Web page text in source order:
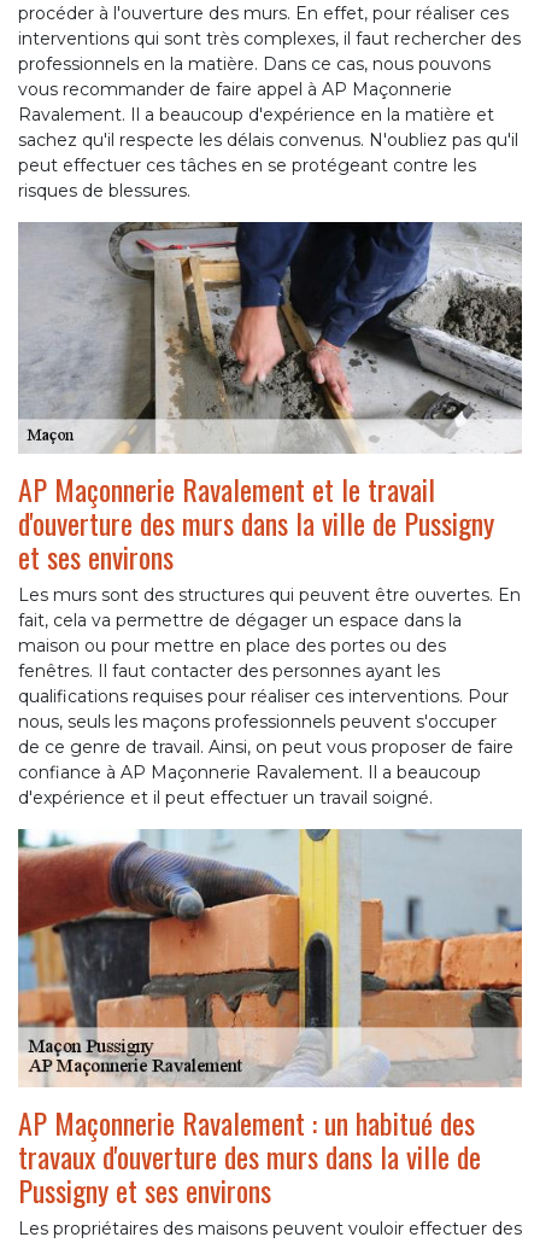
procéder à l'ouverture des murs. En effet, pour réaliser ces
interventions qui sont très complexes, il faut rechercher des
professionnels en la matière. Dans ce cas, nous pouvons
vous recommander de faire appel à AP Maçonnerie
Ravalement. Il a beaucoup d'expérience en la matière et
sachez qu'il respecte les délais convenus. N'oubliez pas qu'il
peut effectuer ces tâches en se protégeant contre les
risques de blessures.
AP Maçonnerie Ravalement et le travail
d'ouverture des murs dans la ville de Pussigny
et ses environs
Les murs sont des structures qui peuvent être ouvertes. En
fait, cela va permettre de dégager un espace dans la
maison ou pour mettre en place des portes ou des
fenêtres. Il faut contacter des personnes ayant les
qualifications requises pour réaliser ces interventions. Pour
nous, seuls les maçons professionnels peuvent s'occuper
de ce genre de travail. Ainsi, on peut vous proposer de faire
confiance à AP Maçonnerie Ravalement. Il a beaucoup
d'expérience et il peut effectuer un travail soigné.
AP Maçonnerie Ravalement : un habitué des
travaux d'ouverture des murs dans la ville de
Pussigny et ses environs
Les propriétaires des maisons peuvent vouloir effectuer des